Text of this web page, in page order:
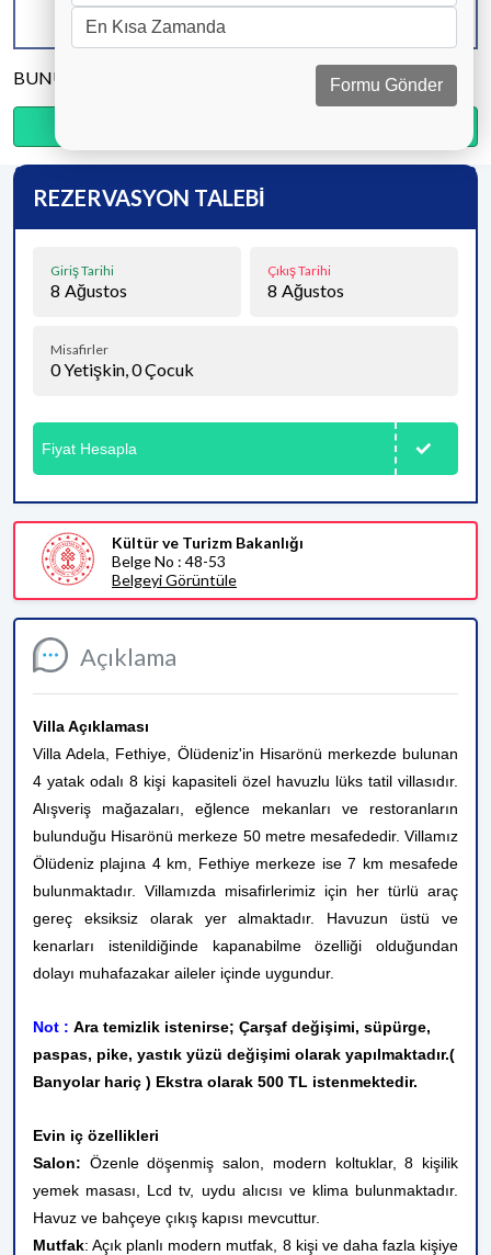
KAPASİTE
8 KİŞİ
BANYO & WC
4 ADET
YATAK ODASI
BUNU PAYLAŞ
Açıklama
Villa Açıklaması
Villa Adela, Fethiye, Ölüdeniz'in Hisarönü merkezde bulunan
4 yatak odalı 8 kişi kapasiteli özel havuzlu lüks tatil villasıdır.
Alışveriş mağazaları, eğlence mekanları ve restoranların
bulunduğu Hisarönü merkeze 50 metre mesafededir. Villamız
Ölüdeniz plajına 4 km, Fethiye merkeze ise 7 km mesafede
bulunmaktadır. Villamızda misafirlerimiz için her türlü araç
gereç eksiksiz olarak yer almaktadır. Havuzun üstü ve
kenarları istenildiğinde kapanabilme özelliği olduğundan
dolayı muhafazakar aileler içinde uygundur.
Not : Ara temizlik istenirse; Çarşaf değişimi, süpürge,
paspas, pike, yastık yüzü değişimi olarak yapılmaktadır.(
Banyolar hariç ) Ekstra olarak 500 TL istenmektedir.
Evin iç özellikleri
Salon: Özenle döşenmiş salon, modern koltuklar, 8 kişilik
yemek masası, Lcd tv, uydu alıcısı ve klima bulunmaktadır.
Havuz ve bahçeye çıkış kapısı mevcuttur.
Mutfak: Açık planlı modern mutfak, 8 kişi ve daha fazla kişiye
REZERVASYON TALEBİ
Giriş Tarihi
8 Ağustos
Çıkış Tarihi
8 Ağustos
Misafirler
0Yetişkin,0Çocuk
Fiyat Hesapla
Kültür ve Turizm Bakanlığı
Belge No : 48-53
Belgeyi Görüntüle
Formu Gönder